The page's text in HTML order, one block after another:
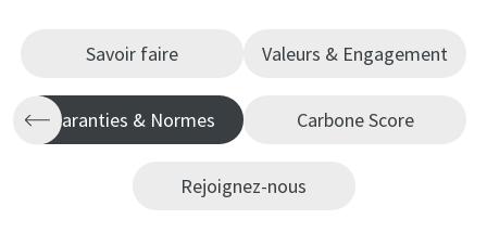
Savoir faire Valeurs & Engagement
Garanties & Normes Carbone Score
Rejoignez-nous